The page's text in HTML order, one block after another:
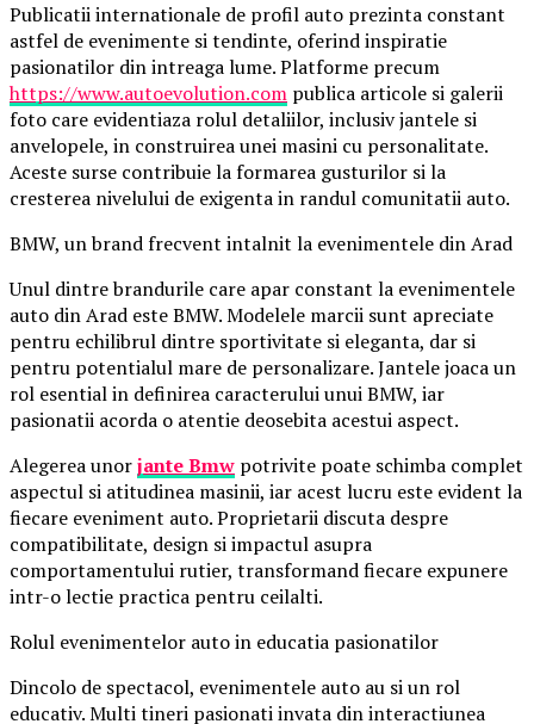
Publicatii internationale de profil auto prezinta constant
astfel de evenimente si tendinte, oferind inspiratie
pasionatilor din intreaga lume. Platforme precum
https://www.autoevolution.com publica articole si galerii
foto care evidentiaza rolul detaliilor, inclusiv jantele si
anvelopele, in construirea unei masini cu personalitate.
Aceste surse contribuie la formarea gusturilor si la
cresterea nivelului de exigenta in randul comunitatii auto.
BMW, un brand frecvent intalnit la evenimentele din Arad
Unul dintre brandurile care apar constant la evenimentele
auto din Arad este BMW. Modelele marcii sunt apreciate
pentru echilibrul dintre sportivitate si eleganta, dar si
pentru potentialul mare de personalizare. Jantele joaca un
rol esential in definirea caracterului unui BMW, iar
pasionatii acorda o atentie deosebita acestui aspect.
Alegerea unorjante Bmw potrivite poate schimba complet
aspectul si atitudinea masinii, iar acest lucru este evident la
fiecare eveniment auto. Proprietarii discuta despre
compatibilitate, design si impactul asupra
comportamentului rutier, transformand fiecare expunere
intr-o lectie practica pentru ceilalti.
Rolul evenimentelor auto in educatia pasionatilor
Dincolo de spectacol, evenimentele auto au si un rol
educativ. Multi tineri pasionati invata din interactiunea